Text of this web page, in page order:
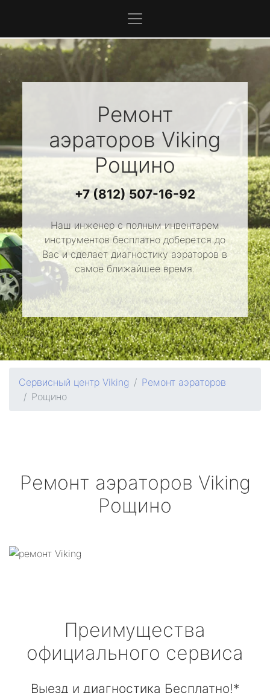
Ремонт
аэраторов Viking
Рощино
+7 (812) 507-16-92
Наш инженер с полным инвентарем
инструментов бесплатно доберется до
Вас и сделает диагностику аэраторов в
самое ближайшее время.
Сервисный центр Viking
Ремонт аэраторов
Рощино
Ремонт аэраторов Viking
Рощино
Преимущества
официального сервиса
Выезд и диагностика Бесплатно!*